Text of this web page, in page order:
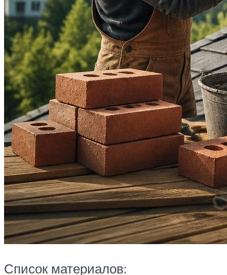
Список материалов: